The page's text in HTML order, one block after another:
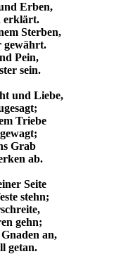
Erben,
erklärt.
Sterben,
gewährt.
Pein,
sein.
und Liebe,
Triebe
Grab
ab.
Seite
stehn;
gehn;
an,
getan.